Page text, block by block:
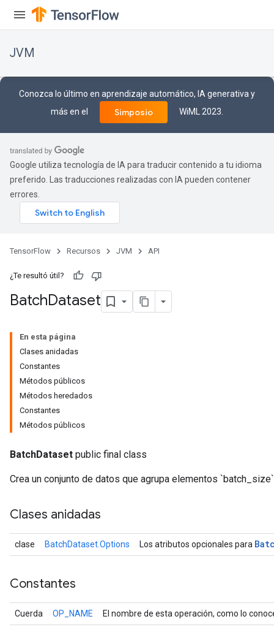
JVM
Conozca lo último en aprendizaje automático, IA generativa y
más en el
Simposio WiML 2023.
Google utiliza tecnología de IA para traducir contenido a tu idioma
preferido. Las traducciones realizadas con IA pueden contener
errores.
TensorFlow Recursos JVM API
¿Te resultó útil?
BatchDataset
En esta página
Clases anidadas
Constantes
Métodos públicos
Métodos heredados
Constantes
Métodos públicos
BatchDataset public final class
Crea un conjunto de datos que agrupa elementos
Clases anidadas
clase BatchDataset.Options Los atributos opcionales para
Constantes
Cuerda OP_NAME El nombre de esta operación, como lo